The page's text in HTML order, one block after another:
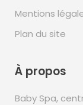
Mentions
Plan du site
À propos
Baby Spa,